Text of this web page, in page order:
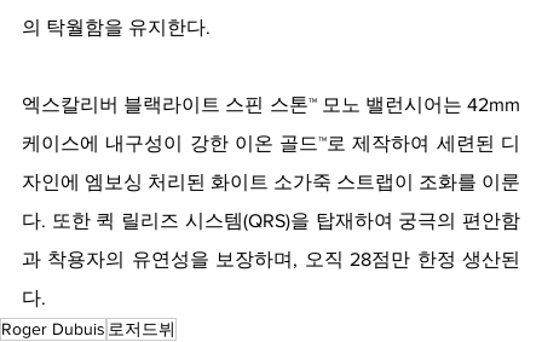
의 탁월함을 유지한다.
엑스칼리버 블랙라이트 스핀 스톤™ 모노 밸런시어는 42mm
케이스에 내구성이 강한 이온 골드™로 제작하여 세련된 디
자인에 엠보싱 처리된 화이트 소가죽 스트랩이 조화를 이룬
다. 또한 퀵 릴리즈 시스템(QRS)을 탑재하여 궁극의 편안함
과 착용자의 유연성을 보장하며, 오직 28점만 한정 생산된
다.
Roger Dubuis 로저드뷔